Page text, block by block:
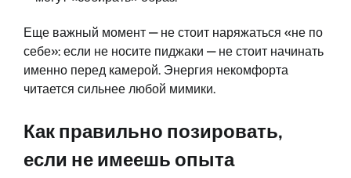
Еще важный момент — не стоит наряжаться «не по
себе»: если не носите пиджаки — не стоит начинать
именно перед камерой. Энергия некомфорта
читается сильнее любой мимики.
Как правильно позировать,
если не имеешь опыта